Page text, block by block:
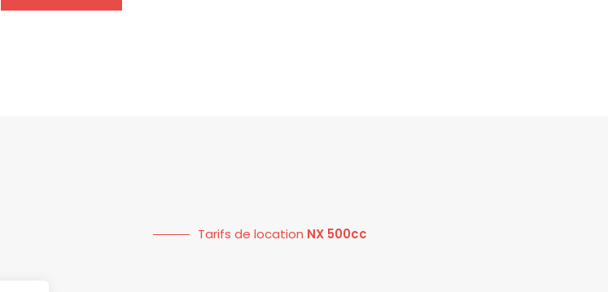
Tarifs de location NX 500cc